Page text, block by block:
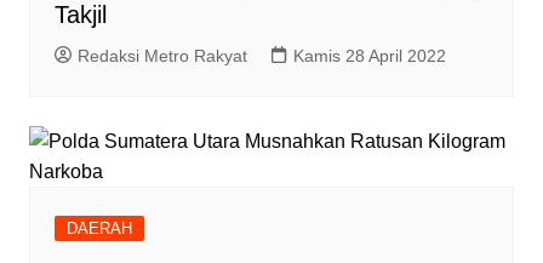
Takjil
Redaksi Metro Rakyat Kamis 28 April 2022
DAERAH